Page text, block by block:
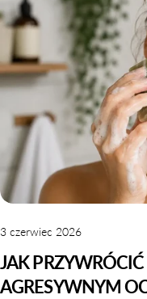
3 czerwiec 2026
JAK
AGRESYWNYM